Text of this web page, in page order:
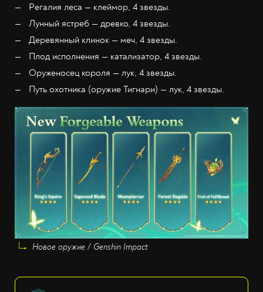
Регалия леса — клеймор, 4 звезды.
Лунный ястреб — древко, 4 звезды.
Деревянный клинок — меч, 4 звезды.
Плод исполнения — катализатор, 4 звезды.
Оруженосец короля — лук, 4 звезды.
Путь охотника (оружие Тигнари) — лук, 4 звезды.
Новое оружие / Genshin Impact